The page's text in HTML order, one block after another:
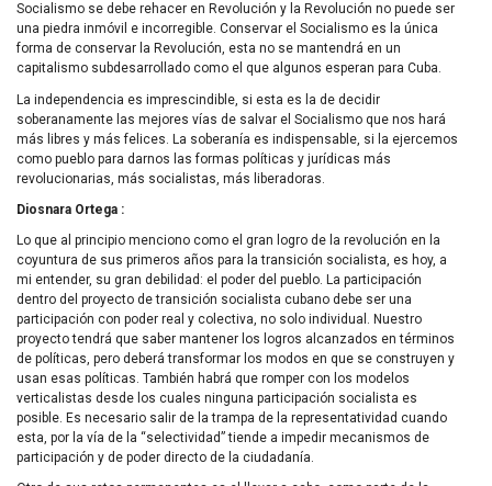
Socialismo se debe rehacer en Revolución y la Revolución no puede ser
una piedra inmóvil e incorregible. Conservar el Socialismo es la única
forma de conservar la Revolución, esta no se mantendrá en un
capitalismo subdesarrollado como el que algunos esperan para Cuba.
La independencia es imprescindible, si esta es la de decidir
soberanamente las mejores vías de salvar el Socialismo que nos hará
más libres y más felices. La soberanía es indispensable, si la ejercemos
como pueblo para darnos las formas políticas y jurídicas más
revolucionarias, más socialistas, más liberadoras.
Diosnara Ortega :
Lo que al principio menciono como el gran logro de la revolución en la
coyuntura de sus primeros años para la transición socialista, es hoy, a
mi entender, su gran debilidad: el poder del pueblo. La participación
dentro del proyecto de transición socialista cubano debe ser una
participación con poder real y colectiva, no solo individual. Nuestro
proyecto tendrá que saber mantener los logros alcanzados en términos
de políticas, pero deberá transformar los modos en que se construyen y
usan esas políticas. También habrá que romper con los modelos
verticalistas desde los cuales ninguna participación socialista es
posible. Es necesario salir de la trampa de la representatividad cuando
esta, por la vía de la “selectividad” tiende a impedir mecanismos de
participación y de poder directo de la ciudadanía.